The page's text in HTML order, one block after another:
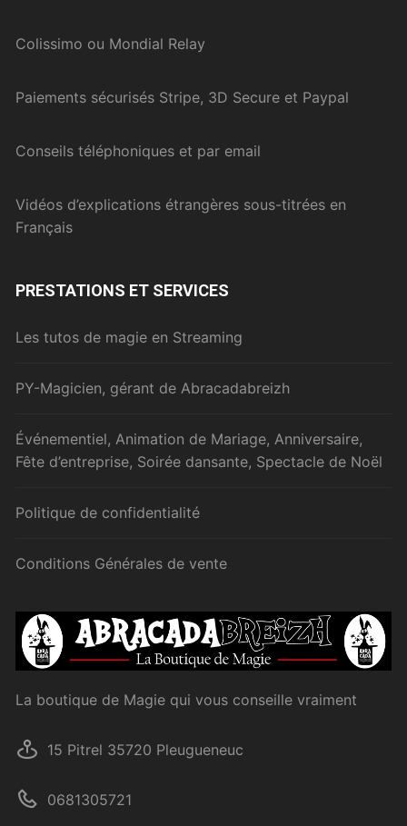
Colissimo ou Mondial Relay
Paiements sécurisés Stripe, 3D Secure et Paypal
Conseils téléphoniques et par email
Vidéos d’explications étrangères sous-titrées en
Français
PRESTATIONS ET SERVICES
Les tutos de magie en Streaming
PY-Magicien, gérant de Abracadabreizh
Événementiel, Animation de Mariage, Anniversaire,
Fête d’entreprise, Soirée dansante, Spectacle de Noël
Politique de confidentialité
Conditions Générales de vente
La boutique de Magie qui vous conseille vraiment
15 Pitrel 35720 Pleugueneuc
0681305721